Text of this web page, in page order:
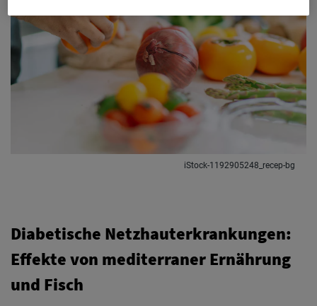
iStock-1192905248_recep-bg
Diabetische Netzhauterkrankungen:
Effekte von mediterraner Ernährung
und Fisch